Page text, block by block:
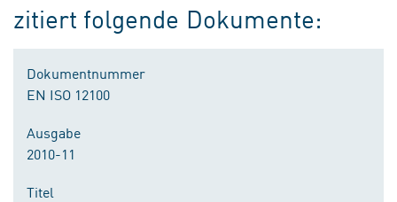
zitiert folgende Dokumente:
Dokumentnummer
EN ISO 12100
Ausgabe
2010-11
Titel